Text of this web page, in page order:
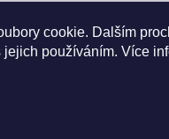
cookie. Dalším
používáním. Více
57